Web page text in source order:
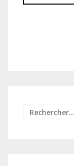
Rechercher :